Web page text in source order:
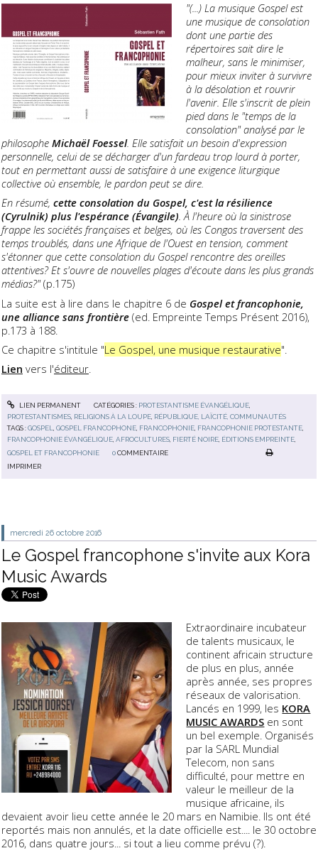
"(...) La musique Gospel est
une musique de consolation
dont une partie des
répertoires sait dire le
malheur, sans le minimiser,
pour mieux inviter à survivre
à la désolation et rouvrir
l'avenir. Elle s'inscrit de plein
pied dans le "temps de la
consolation" analysé par le
philosophe Michaël Foessel. Elle satisfait un besoin d'expression
personnelle, celui de se décharger d'un fardeau trop lourd à porter,
tout en permettant aussi de satisfaire à une exigence liturgique
collective où ensemble, le pardon peut se dire.
En résumé, cette consolation du Gospel, c'est la résilience
(Cyrulnik) plus l'espérance (Évangile). À l'heure où la sinistrose
frappe les sociétés françaises et belges, où les Congos traversent des
temps troublés, dans une Afrique de l'Ouest en tension, comment
s'étonner que cette consolation du Gospel rencontre des oreilles
attentives? Et s'ouvre de nouvelles plages d'écoute dans les plus grands
médias?"(p.175)
La suite est à lire dans le chapitre 6 de Gospel et francophonie,
une alliance sans frontière (ed. Empreinte Temps Présent 2016),
p.173 à 188.
Ce chapitre s'intitule "Le Gospel, une musique restaurative".
Lien vers l'éditeur
LIEN PERMANENT CATÉGORIES : PROTESTANTISME ÉVANGÉLIQUE,
PROTESTANTISMES, RELIGIONS À LA LOUPE, RÉPUBLIQUE, LAÏCITÉ, COMMUNAUTÉS
TAGS :GOSPEL,GOSPEL FRANCOPHONE, FRANCOPHONIE, FRANCOPHONIE PROTESTANTE,
FRANCOPHONIE ÉVANGÉLIQUE,AFROCULTURES, FIERTÉ NOIRE, ÉDITIONS EMPREINTE,
GOSPEL ET FRANCOPHONIE
0 COMMENTAIRE
IMPRIMER
mercredi 26 octobre 2016
Le Gospel francophone s'invite aux Kora
Music Awards
Extraordinaire incubateur
de talents musicaux, le
continent africain structure
de plus en plus, année
après année, ses propres
réseaux de valorisation.
Lancés en 1999, les KORA
MUSIC AWARDS en sont
un bel exemple. Organisés
par la SARL Mundial
Telecom, non sans
difficulté, pour mettre en
valeur le meilleur de la
musique africaine, ils
devaient avoir lieu cette année le 20 mars en Namibie. Ils ont été
reportés mais non annulés, et la date officielle est.... le 30 octobre
2016, dans quatre jours... si tout a lieu comme prévu (?).